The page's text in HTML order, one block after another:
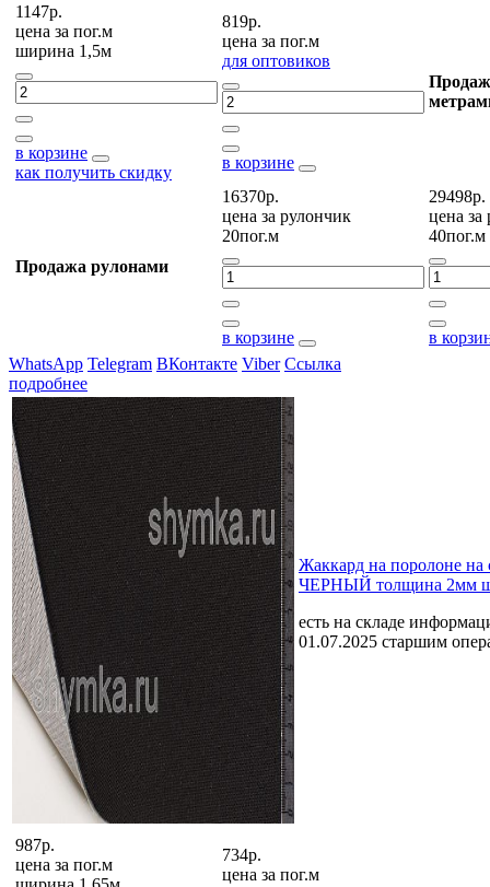
1147р.
цена за пог.м
ширина 1,5м
в корзине
как получить скидку
819р.
цена за пог.м
для оптовиков
в корзине
Продажа рулонами
16370р.
цена за рулончик
20пог.м
в корзине
29498р.
цена за
40пог.м
в
WhatsApp Telegram ВКонтакте Viber Ссылка
подробнее
Жаккард на поролоне на
ЧЕРНЫЙ толщина 2мм
есть на складе
01.07.2025 старшим
987р.
цена за пог.м
734р.
цена за пог.м